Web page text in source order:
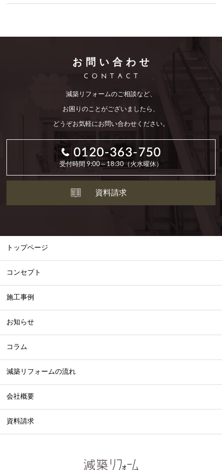
お問い合わせ
CONTACT
減築リフォームのご相談など、
お困りのことがございましたら、
どうぞお気軽にお問い合わせください。
受付時間 9:00～18:30（火水曜休）
資料請求
トップページ
コンセプト
施工事例
お知らせ
コラム
減築リフォームの流れ
会社概要
資料請求